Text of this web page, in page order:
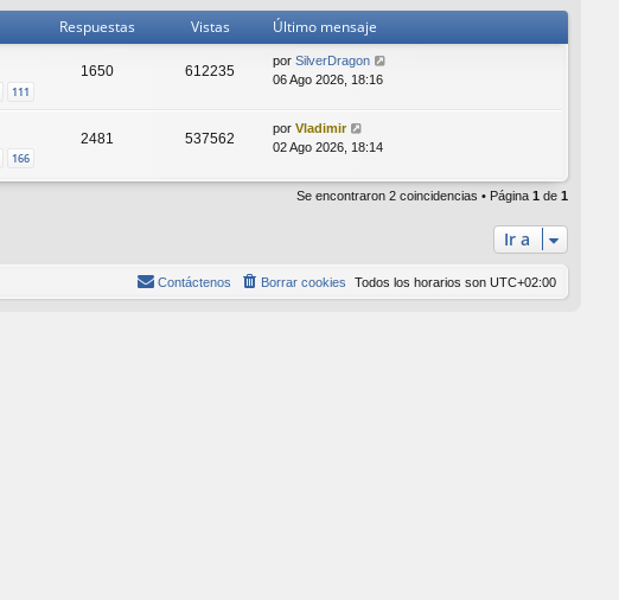
Respuestas Vistas Último mensaje
111
1650 612235
por SilverDragon
06 Ago 2026, 18:16
166
2481 537562
por Vladimir
02 Ago 2026, 18:14
Se encontraron 2 coincidencias • Página 1 de 1
Ir a
Todos los horarios son UTC+02:00
Borrar cookies
Contáctenos